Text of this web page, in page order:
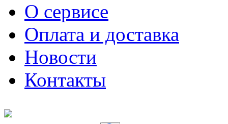
О cервисе
Оплата и доставка
Новости
Контакты